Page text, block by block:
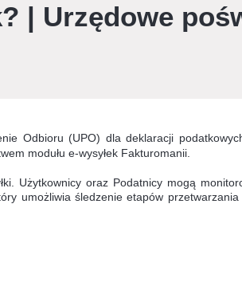
| Urzędowe
Odbioru (UPO) dla deklaracji
modułu e-wysyłek Fakturomanii.
Użytkownicy oraz Podatnicy mogą
umożliwia śledzenie etapów przetwarzania